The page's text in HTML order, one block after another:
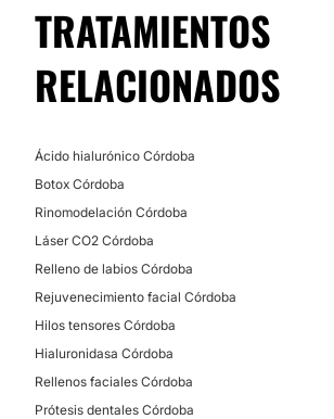
TRATAMIENTOS
RELACIONADOS
Ácido hialurónico Córdoba
Botox Córdoba
Rinomodelación Córdoba
Láser CO2 Córdoba
Relleno de labios Córdoba
Rejuvenecimiento facial Córdoba
Hilos tensores Córdoba
Hialuronidasa Córdoba
Rellenos faciales Córdoba
Prótesis dentales Córdoba